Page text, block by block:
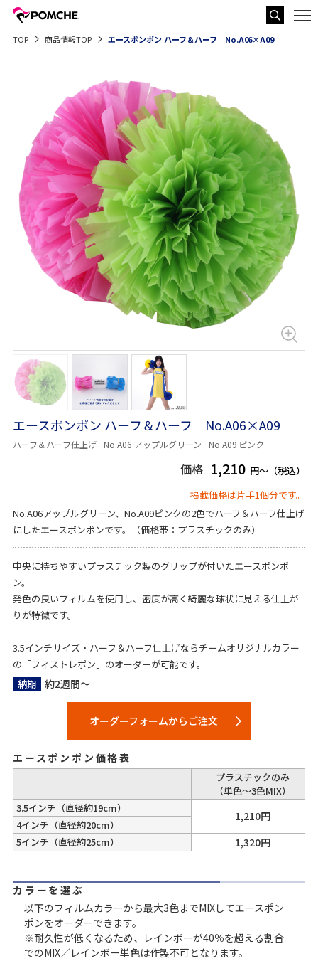
TOP 商品情報TOP エースポンポン ハーフ＆ハーフ｜No.A06×A09
エースポンポン ハーフ＆ハーフ｜No.A06×A09
ハーフ＆ハーフ仕上げ No.A06 アップルグリーン No.A09 ピンク
価格 1,210 円～（税込）
掲載価格は片手1個分です。
No.A06アップルグリーン、No.A09ピンクの2色でハーフ＆ハーフ仕上げ
にしたエースポンポンです。（価格帯：プラスチックのみ）
中央に持ちやすいプラスチック製のグリップが付いたエースポンポ
ン。
発色の良いフィルムを使用し、密度が高く綺麗な球状に見える仕上が
りが特徴です。
3.5インチサイズ・ハーフ＆ハーフ仕上げならチームオリジナルカラー
の「フィストレポン」のオーダーが可能です。
納期
約2週間～
オーダーフォームからご注文
エースポンポン価格表
プラスチックのみ
（単色～3色MIX）
3.5インチ（直径約19cm）
1,210円
4インチ（直径約20cm）
5インチ（直径約25cm）
1,320円
カラーを選ぶ
以下のフィルムカラーから最大3色までMIXしてエースポン
ポンをオーダーできます。
※耐久性が低くなるため、レインボーが40％を超える割合
でのMIX／レインボー単色は作製不可となります。